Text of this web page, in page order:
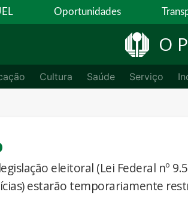
Oportunidades
O
Cultura Saúde Serviço
eleitoral (Lei Federal nº
estarão temporariamente